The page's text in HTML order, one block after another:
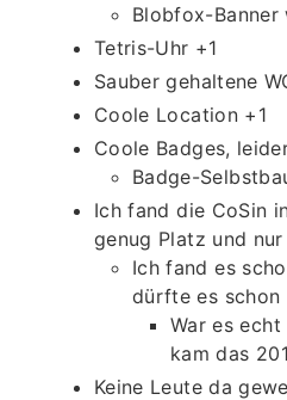
Blobfox-Banner
Tetris-Uhr +1
Sauber gehaltene
Coole Location +1
Coole Badges,
Badge-
Ich fand die CoSin
genug Platz und
Ich fand es
dürfte es schon
War es
kam das
Keine Leute da